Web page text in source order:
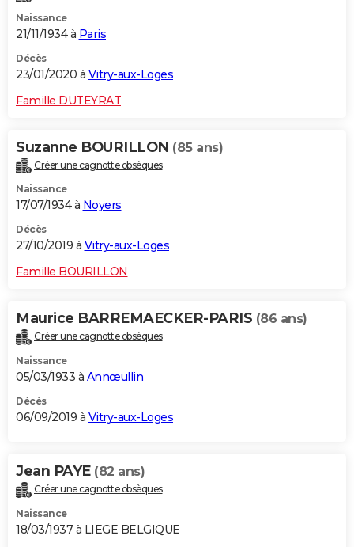
Naissance
21/11/1934 à Paris
Décès
23/01/2020 à Vitry-aux-Loges
Famille DUTEYRAT
Suzanne BOURILLON (85 ans)
Créer une cagnotte obsèques
Naissance
17/07/1934 à Noyers
Décès
27/10/2019 à Vitry-aux-Loges
Famille BOURILLON
Maurice BARREMAECKER-PARIS (86 ans)
Créer une cagnotte obsèques
Naissance
05/03/1933 à Annœullin
Décès
06/09/2019 à Vitry-aux-Loges
Jean PAYE (82 ans)
Créer une cagnotte obsèques
Naissance
18/03/1937 à LIEGE BELGIQUE